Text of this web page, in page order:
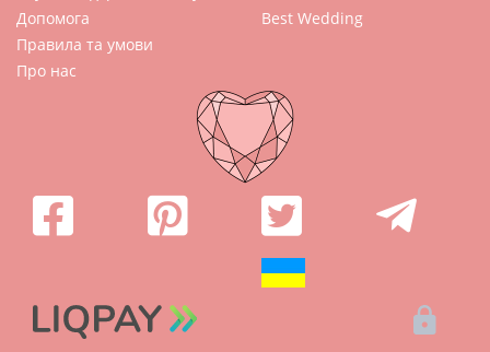
Допомога
Правила та умови
Про нас
Best Wedding